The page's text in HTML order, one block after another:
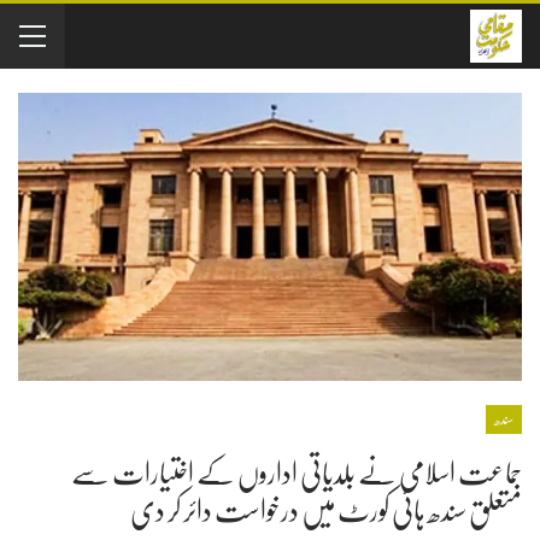
سندھ
جماعت اسلامی نے بلدیاتی اداروں کے اختیارات سے
متعلق سندھ ہائی کورٹ میں درخواست دائر کر دی